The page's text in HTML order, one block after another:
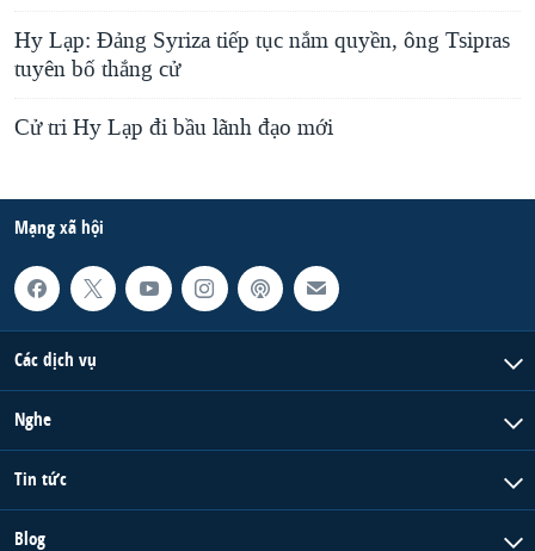
Hy Lạp: Đảng Syriza tiếp tục nắm quyền, ông Tsipras
tuyên bố thắng cử
Cử tri Hy Lạp đi bầu lãnh đạo mới
Mạng xã hội
Các dịch vụ
Nghe
Tin tức
Blog